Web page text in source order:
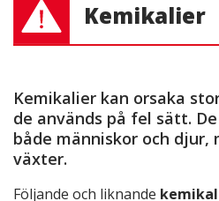
Kemikalier
Kemikalier kan orsaka
de används på fel sätt.
både människor och djur,
växter.
Följande och liknande